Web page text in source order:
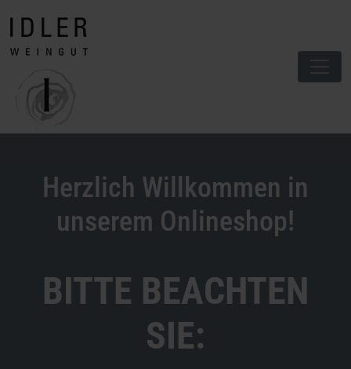
Herzlich Willkommen in
unserem Onlineshop!
BITTE BEACHTEN
SIE: